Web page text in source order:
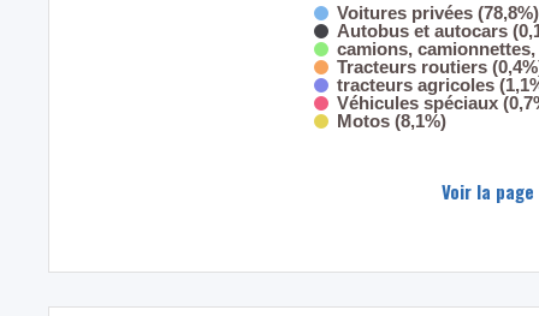
Voitures privées (78,8%)
Autobus et autocars
camions,
Tracteurs routiers
tracteurs agricoles
Véhicules spéciaux
Motos (8,1%)
Voir la